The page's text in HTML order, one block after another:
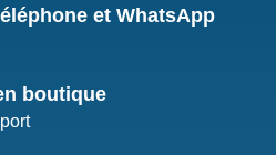
et WhatsApp
boutique